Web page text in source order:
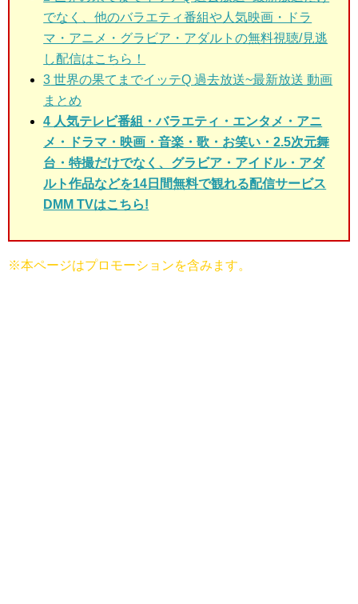
でなく、他のバラエティ番組や人気映画・ドラ
マ・アニメ・グラビア・アダルトの無料視聴/見逃
し配信はこちら！
3 世界の果てまでイッテQ 過去放送~最新放送 動画
まとめ
4 人気テレビ番組・バラエティ・エンタメ・アニ
メ・ドラマ・映画・音楽・歌・お笑い・2.5次元舞
台・特撮だけでなく、グラビア・アイドル・アダ
ルト作品などを14日間無料で観れる配信サービス
DMM TVはこちら!
※本ページはプロモーションを含みます。